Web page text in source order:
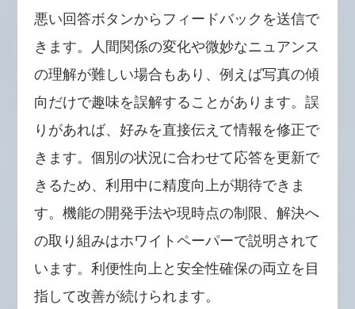
悪い回答ボタンからフィードバックを送信で
きます。人間関係の変化や微妙なニュアンス
の理解が難しい場合もあり、例えば写真の傾
向だけで趣味を誤解することがあります。誤
りがあれば、好みを直接伝えて情報を修正で
きます。個別の状況に合わせて応答を更新で
きるため、利用中に精度向上が期待できま
す。機能の開発手法や現時点の制限、解決へ
の取り組みはホワイトペーパーで説明されて
います。利便性向上と安全性確保の両立を目
指して改善が続けられます。